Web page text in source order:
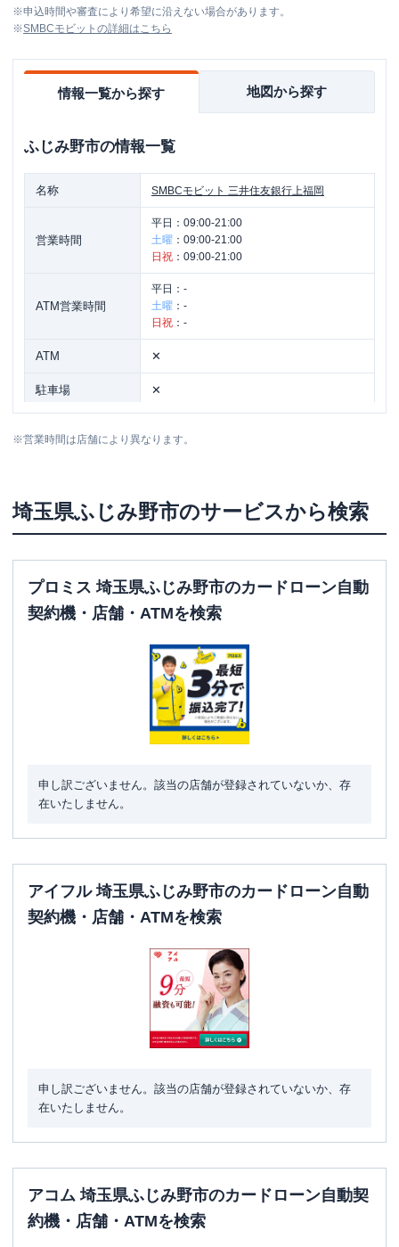
※申込時間や審査により希望に沿えない場合があります。
※SMBCモビット の詳細はこちら
情報一覧から探す 地図から探す
ふじみ野市の情報一覧
名称 SMBCモビット 三井住友銀行上福岡
営業時間
平日： 09:00-21:00
土曜 ： 09:00-21:00
日祝 ： 09:00-21:00
ATM営業時間
平日： -
土曜 ： -
日祝 ： -
ATM ✕
駐車場 ✕
※営業時間は店舗により異なります。
埼玉県ふじみ野市のサービスから検索
プロミス 埼玉県ふじみ野市のカードローン自動
契約機・店舗・ATMを検索
申し訳ございません。該当の店舗が登録されていないか、存
在いたしません。
アイフル 埼玉県ふじみ野市のカードローン自動
契約機・店舗・ATMを検索
申し訳ございません。該当の店舗が登録されていないか、存
在いたしません。
アコム 埼玉県ふじみ野市のカードローン自動契
約機・店舗・ATMを検索